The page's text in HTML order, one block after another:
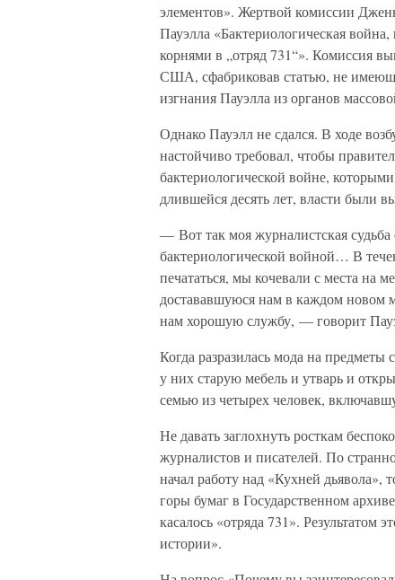
элементов». Жертвой комиссии
Пауэлла «Бактериологическая
корнями в „отряд 731“». Комиссия
США, сфабриковав статью, не
изгнания Пауэлла из органов
Однако Пауэлл не сдался. В ходе
настойчиво требовал, чтобы
бактериологической войне,
длившейся десять лет, власти были
— Вот так моя журналистская судьба
бактериологической войной… В
печататься, мы кочевали с места
достававшуюся нам в каждом новом
нам хорошую службу, — говорит
Когда разразилась мода на
у них старую мебель и утварь и
семью из четырех человек,
Не давать заглохнуть росткам
журналистов и писателей. По
начал работу над «Кухней дьявола»,
горы бумаг в Государственном
касалось «отряда 731». Результатом
истории».